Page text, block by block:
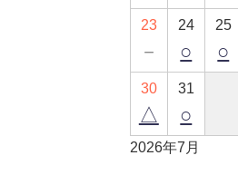
23
－
24
○
25
○
30
△
31
○
2026年7月